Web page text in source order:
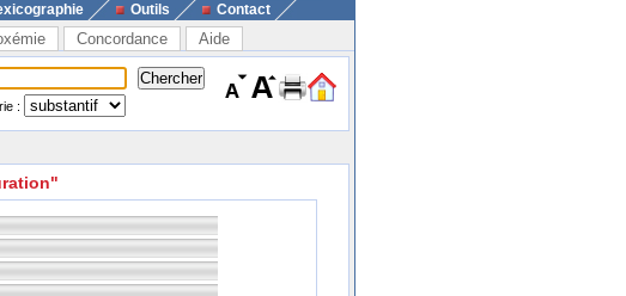
Outils Contact
Concordance Aide
: